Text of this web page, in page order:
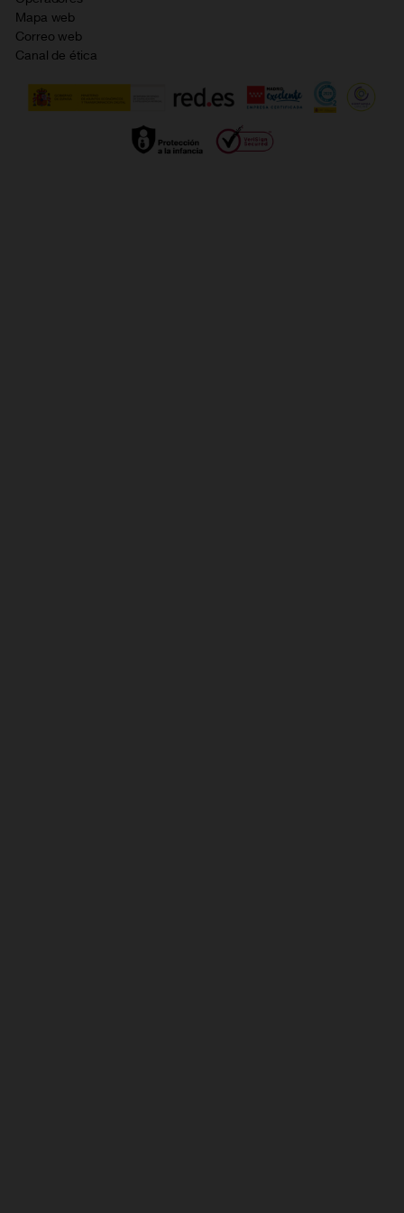
Política de cookies
Política de privacidad
Gestionar UTIQ
Mapa web
Correo web
Canal de ética